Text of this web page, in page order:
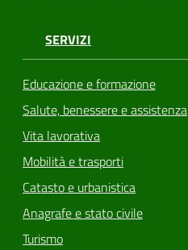
SERVIZI
Educazione e formazione
Salute, benessere e assistenza
Vita lavorativa
Mobilità e trasporti
Catasto e urbanistica
Anagrafe e stato civile
Turismo